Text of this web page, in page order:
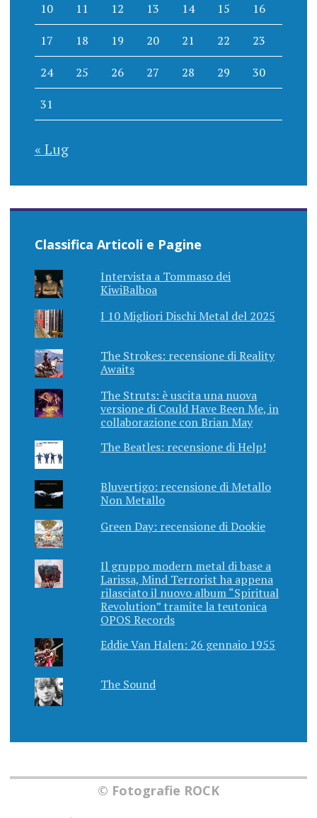
10 11 12 13 14 15 16
17 18 19 20 21 22 23
24 25 26 27 28 29 30
31
« Lug
Classifica Articoli e Pagine
Intervista a Tommaso dei
KiwiBalboa
I 10 Migliori Dischi Metal del 2025
The Strokes: recensione di Reality
Awaits
The Struts: è uscita una nuova
versione di Could Have Been Me, in
collaborazione con Brian May
The Beatles: recensione di Help!
Bluvertigo: recensione di Metallo
Non Metallo
Green Day: recensione di Dookie
Il gruppo modern metal di base a
Larissa, Mind Terrorist ha appena
rilasciato il nuovo album “Spiritual
Revolution” tramite la teutonica
OPOS Records
Eddie Van Halen: 26 gennaio 1955
The Sound
© Fotografie ROCK